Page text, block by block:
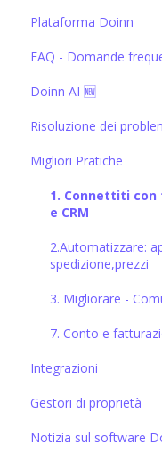
Configurazione
Plataforma Doinn
1. Connettiti
spedizione,prezzi
3. Migliorare -
4. Monitor: report,
6. Vendere servizi
7. Conto e
FAQ - Domande
1. Connettiti
spedizione,prezzi
3. Migliorare -
5. Acquista servizi
7. Conto e
Doinn AI 🆕
Risoluzione dei
Migliori Pratiche
1. Connettiti
e CRM
2.Automatizzare:
spedizione,prezzi
3. Migliorare -
7. Conto e
Integrazioni
Gestori di proprietà
Crea e configura le
Notizia sul software